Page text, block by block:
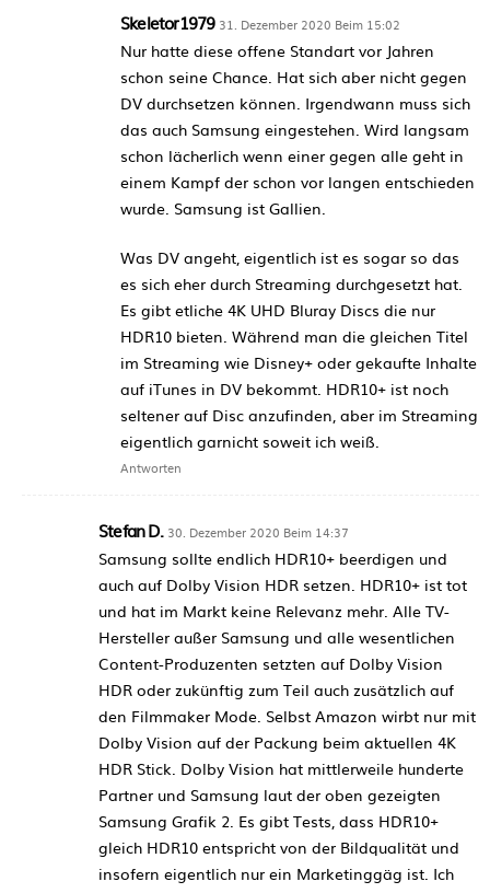
Skeletor1979 31. Dezember 2020 Beim 15:02
Nur hatte diese offene Standart vor Jahren
schon seine Chance. Hat sich aber nicht gegen
DV durchsetzen können. Irgendwann muss sich
das auch Samsung eingestehen. Wird langsam
schon lächerlich wenn einer gegen alle geht in
einem Kampf der schon vor langen entschieden
wurde. Samsung ist Gallien.
Was DV angeht, eigentlich ist es sogar so das
es sich eher durch Streaming durchgesetzt hat.
Es gibt etliche 4K UHD Bluray Discs die nur
HDR10 bieten. Während man die gleichen Titel
im Streaming wie Disney+ oder gekaufte Inhalte
auf iTunes in DV bekommt. HDR10+ ist noch
seltener auf Disc anzufinden, aber im Streaming
eigentlich garnicht soweit ich weiß.
Antworten
Stefan D. 30. Dezember 2020 Beim 14:37
Samsung sollte endlich HDR10+ beerdigen und
auch auf Dolby Vision HDR setzen. HDR10+ ist tot
und hat im Markt keine Relevanz mehr. Alle TV-
Hersteller außer Samsung und alle wesentlichen
Content-Produzenten setzten auf Dolby Vision
HDR oder zukünftig zum Teil auch zusätzlich auf
den Filmmaker Mode. Selbst Amazon wirbt nur mit
Dolby Vision auf der Packung beim aktuellen 4K
HDR Stick. Dolby Vision hat mittlerweile hunderte
Partner und Samsung laut der oben gezeigten
Samsung Grafik 2. Es gibt Tests, dass HDR10+
gleich HDR10 entspricht von der Bildqualität und
insofern eigentlich nur ein Marketinggäg ist. Ich